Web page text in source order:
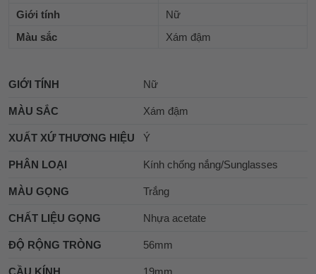
Giới tính
Nữ
Màu sắc
Xám đậm
GIỚI TÍNH Nữ
MÀU SẮC Xám đậm
XUẤT XỨ THƯƠNG HIỆU Ý
PHÂN LOẠI Kính chống nắng/Sunglasses
MÀU GỌNG Trắng
CHẤT LIỆU GỌNG Nhựa acetate
ĐỘ RỘNG TRÒNG 56mm
CẦU KÍNH 19mm